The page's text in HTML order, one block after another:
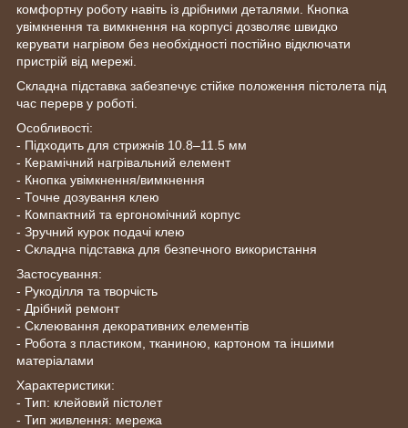
комфортну роботу навіть із дрібними деталями. Кнопка
увімкнення та вимкнення на корпусі дозволяє швидко
керувати нагрівом без необхідності постійно відключати
пристрій від мережі.
Складна підставка забезпечує стійке положення пістолета під
час перерв у роботі.
Особливості:
- Підходить для стрижнів 10.8–11.5 мм
- Керамічний нагрівальний елемент
- Кнопка увімкнення/вимкнення
- Точне дозування клею
- Компактний та ергономічний корпус
- Зручний курок подачі клею
- Складна підставка для безпечного використання
Застосування:
- Рукоділля та творчість
- Дрібний ремонт
- Склеювання декоративних елементів
- Робота з пластиком, тканиною, картоном та іншими
матеріалами
Характеристики:
- Тип: клейовий пістолет
- Тип живлення: мережа